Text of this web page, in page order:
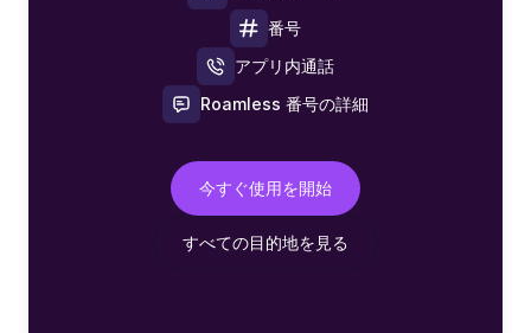
番号
アプリ内通話
Roamless 番号の詳細
今すぐ使用を開始
すべての目的地を見る